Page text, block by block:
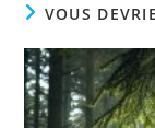
VOUS